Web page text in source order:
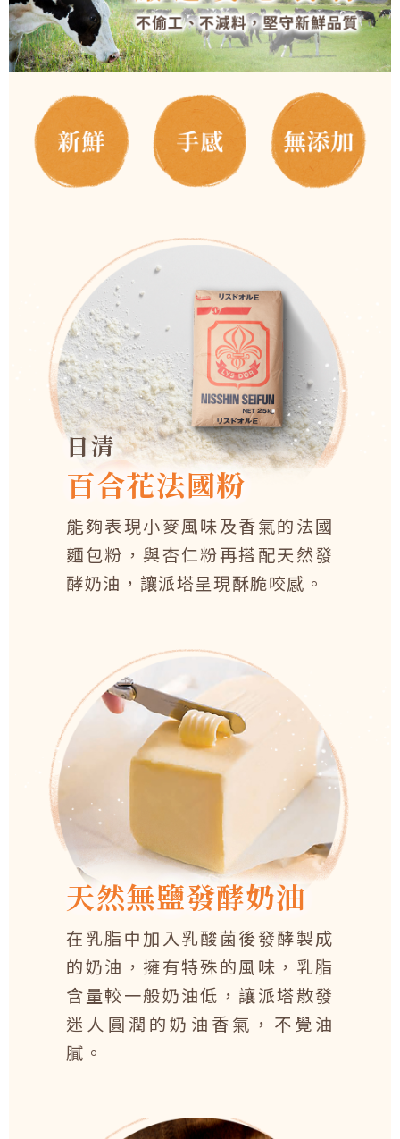
日清
百合花法國粉
能夠表現小麥風味及香氣的法國
麵包粉，與杏仁粉再搭配天然發
酵奶油，讓派塔呈現酥脆咬感。
天然無鹽發酵奶油
在乳脂中加入乳酸菌後發酵製成
的奶油，擁有特殊的風味，乳脂
含量較一般奶油低，讓派塔散發
迷人圓潤的奶油香氣，不覺油
膩。